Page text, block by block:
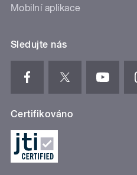
Mobilní aplikace
Sledujte nás
Certifikováno